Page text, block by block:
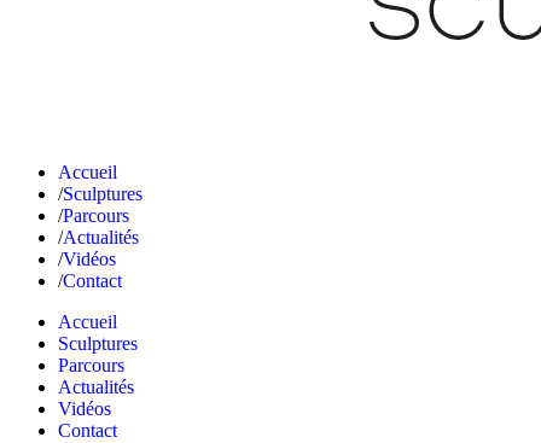
Accueil
Sculptures
Parcours
Actualités
Vidéos
Contact
Accueil
Sculptures
Parcours
Actualités
Vidéos
Contact